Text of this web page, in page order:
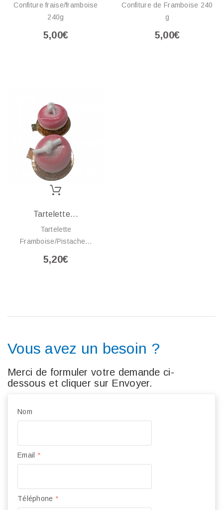
Confiture fraise/framboise
240g
5,00€
Confiture de Framboise 240
g
5,00€
Tartelette...
Tartelette
Framboise/Pistache...
5,20€
Vous avez un besoin ?
Merci de formuler votre demande ci-
dessous et cliquer sur Envoyer.
Nom
Email *
Téléphone *